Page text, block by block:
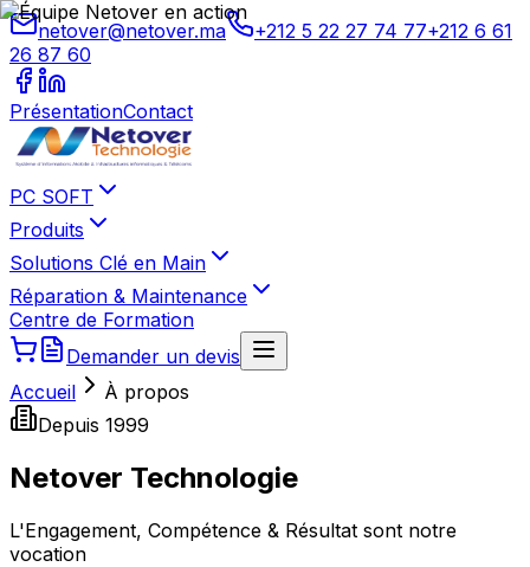
netover@netover.ma +212 5 22 27 74 77+212 6 61
26 87 60
PrésentationContact
PC SOFT
Produits
Solutions Clé en Main
Réparation & Maintenance
Centre de Formation
Demander un devis
Accueil
À propos
Depuis 1999
Netover Technologie
L'Engagement, Compétence & Résultat sont notre
vocation